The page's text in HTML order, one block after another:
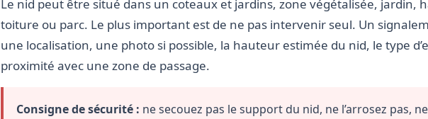
Le nid peut être situé dans un coteaux et jardins, zone végétalisée, jardin,
toiture ou parc. Le plus important est de ne pas intervenir seul. Un
une localisation, une photo si possible, la hauteur estimée du nid, le type
proximité avec une zone de passage.
Consigne de sécurité : ne secouez pas le support du nid, ne l’arrosez pas,